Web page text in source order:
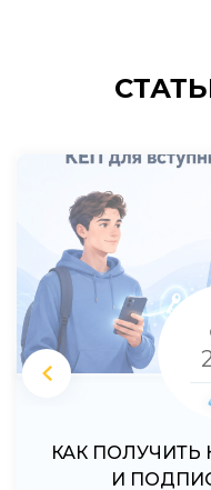
КАК ПОЛУЧИТЬ
И
КАК ПОДАТЬ
УНИВЕРСИТЕТ
КАКИЕ
ПОСЛЕ